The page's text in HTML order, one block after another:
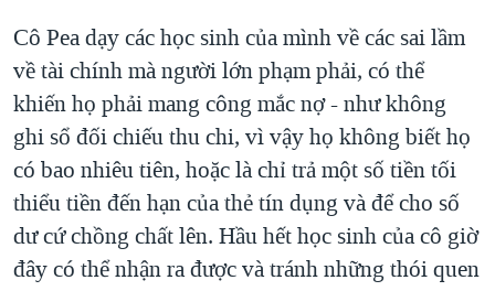
Cô Pea dạy các học sinh của mình về các sai lầm
về tài chính mà người lớn phạm phải, có thể
khiến họ phải mang công mắc nợ - như không
ghi sổ đối chiếu thu chi, vì vậy họ không biết họ
có bao nhiêu tiên, hoặc là chỉ trả một số tiền tối
thiểu tiền đến hạn của thẻ tín dụng và để cho số
dư cứ chồng chất lên. Hầu hết học sinh của cô giờ
đây có thể nhận ra được và tránh những thói quen